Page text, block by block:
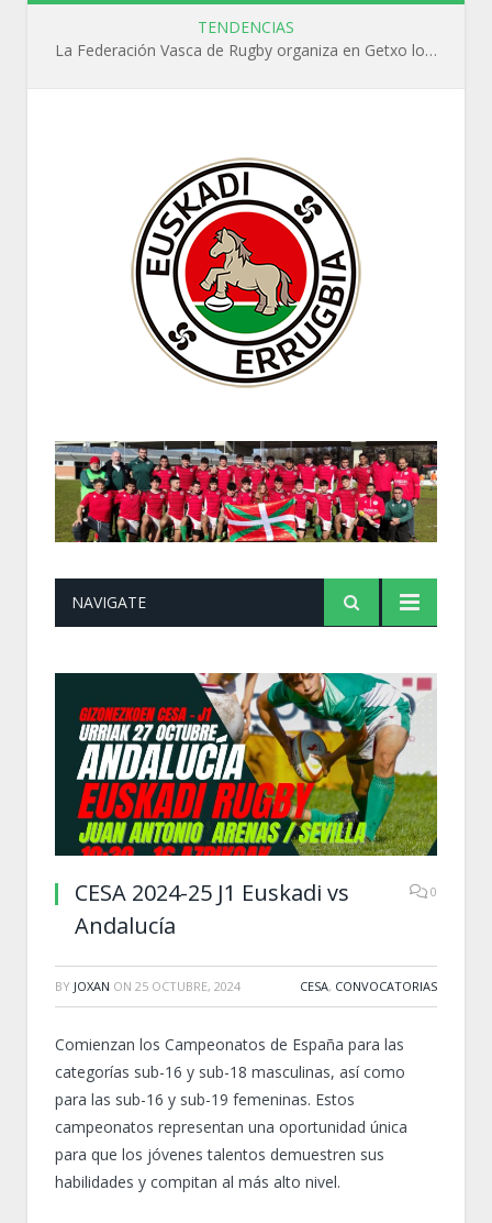
TENDENCIAS
La Federación Vasca de Rugby organiza en Getxo los cursos WR L1, WR L2 y N1 durante el mes de septiembre
NAVIGATE
CESA 2024-25 J1 Euskadi vs
Andalucía
0
BY JOXAN ON 25 OCTUBRE, 2024 CESA, CONVOCATORIAS
Comienzan los Campeonatos de España para las
categorías sub-16 y sub-18 masculinas, así como
para las sub-16 y sub-19 femeninas. Estos
campeonatos representan una oportunidad única
para que los jóvenes talentos demuestren sus
habilidades y compitan al más alto nivel.